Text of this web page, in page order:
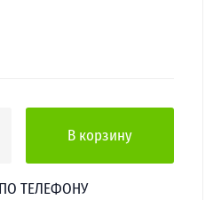
В корзину
ТЕЛЕФОНУ